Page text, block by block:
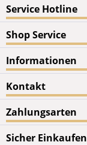
Service Hotline
Shop Service
Informationen
Kontakt
Zahlungsarten
Sicher Einkaufen